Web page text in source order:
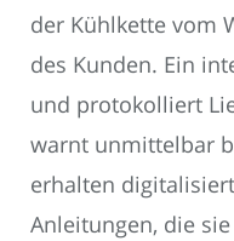
der Kühlkette vom
des Kunden. Ein
und protokolliert
warnt unmittelbar
erhalten
Anleitungen, die